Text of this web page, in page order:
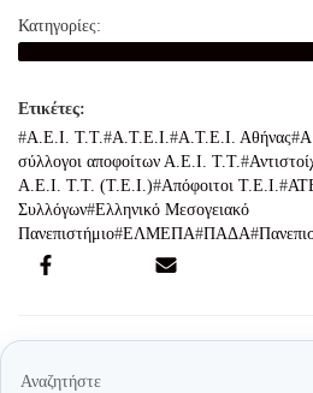
Κατηγορίες:
Α.Ε.Ι. Τ.Τ. Α.Τ.Ε.Ι. Α.Τ.Ε.Ι. Αθήνας
σύλλογοι αποφοίτων Α.Ε.Ι. Τ.Τ.
Α.Ε.Ι. Τ.Τ. (Τ.Ε.Ι.) Απόφοιτοι Τ.Ε.Ι.
Συλλόγων Ελληνικό Μεσογειακό
Πανεπιστήμιο ΕΛΜΕΠΑ ΠΑΔΑ
Αναζητήστε